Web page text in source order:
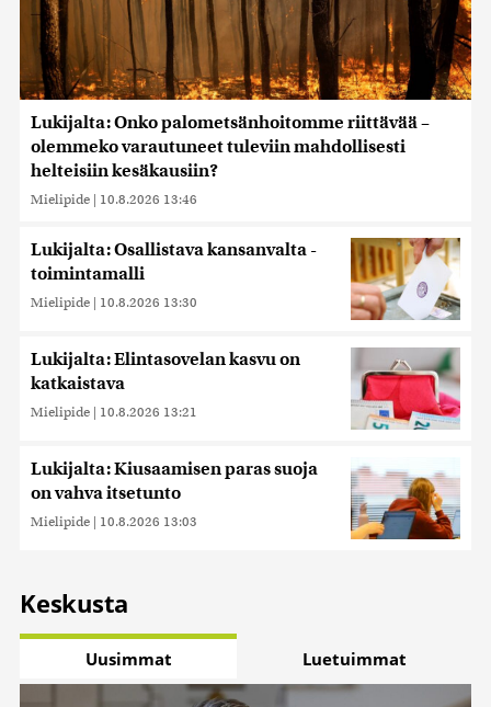
Lukijalta: Onko palometsänhoitomme riittävää –
olemmeko varautuneet tuleviin mahdollisesti
helteisiin kesäkausiin?
Mielipide | 10.8.2026 13:46
Lukijalta: Osallistava kansanvalta -
toimintamalli
Mielipide | 10.8.2026 13:30
Lukijalta: Elintasovelan kasvu on
katkaistava
Mielipide | 10.8.2026 13:21
Lukijalta: Kiusaamisen paras suoja
on vahva itsetunto
Mielipide | 10.8.2026 13:03
Keskusta
Uusimmat Luetuimmat